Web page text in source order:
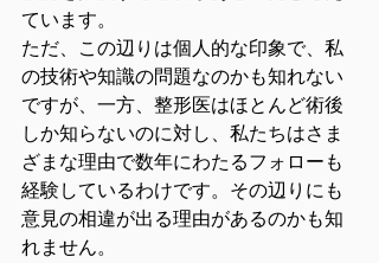
ています。
ただ、この辺りは個人的な印象で、私
の技術や知識の問題なのかも知れない
ですが、一方、整形医はほとんど術後
しか知らないのに対し、私たちはさま
ざまな理由で数年にわたるフォローも
経験しているわけです。その辺りにも
意見の相違が出る理由があるのかも知
れません。